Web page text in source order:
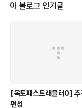
컵 평가전, 트리니다드토..
이 블로그 인기글
[옥토패스트래블러0] 추
편성